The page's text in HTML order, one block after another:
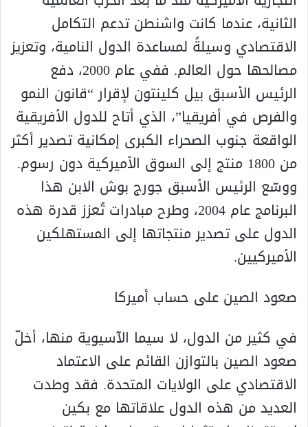
الثانية، عندما كانت واشنطن تدعم التكامل
الاقتصادي وسيلةً لمساعدة الدول النامية، وتعزيز
مصالحها حول العالم. ففي عام 2000، دفع
الرئيس الأسبق بيل كلينتون لإقرار “قانون النمو
والفرص في أفريقيا”، الذي أتاح للدول الأفريقية
الواقعة جنوب الصحراء الكبرى إمكانية تصدير أكثر
من 1800 منتج إلى السوق الأميركية دون رسوم.
ووسّع الرئيس الأسبق جورج بوش الابن هذا
البرنامج عام 2004، وطرح مبادرات تُعزز قدرة هذه
الدول على تصدير منتجاتها إلى المستهلكين
الأميركيين.
صعود الصين على حساب أميركا
في كثير من الدول، لا سيما الآسيوية منها، أخلّ
صعود الصين بالتوازن القائم على الاعتماد
الاقتصادي على الولايات المتحدة. فقد وطدت
العديد من هذه الدول علاقاتها مع بكين